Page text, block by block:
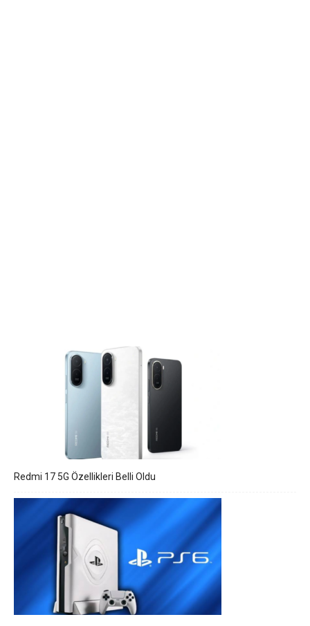
Redmi 17 5G Özellikleri Belli Oldu